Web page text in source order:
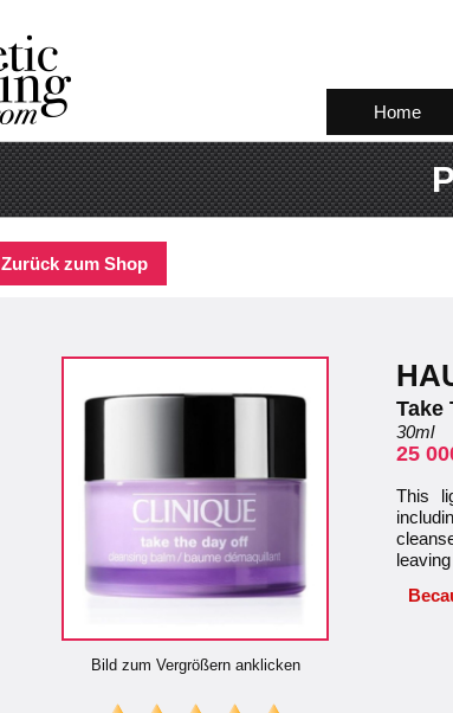
Home
Zurück zum Shop
Bild zum Vergrößern anklicken
Take
30ml
25
This